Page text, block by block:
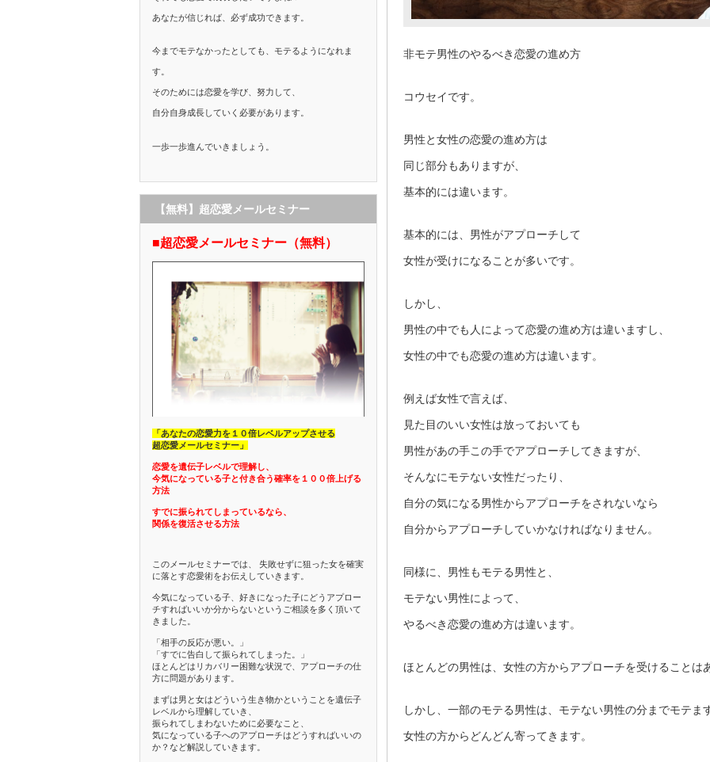
非モテ男性のやるべき恋愛の進め方
コウセイです。
男性と女性の恋愛の進め方は
同じ部分もありますが、
基本的には違います。
基本的には、男性がアプローチして
女性が受けになることが多いです。
しかし、
男性の中でも人によって恋愛の進め方は違いますし、
女性の中でも恋愛の進め方は違います。
例えば女性で言えば、
見た目のいい女性は放っておいても
男性があの手この手でアプローチしてきますが、
そんなにモテない女性だったり、
自分の気になる男性からアプローチをされないなら
自分からアプローチしていかなければなりません。
同様に、男性もモテる男性と、
モテない男性によって、
やるべき恋愛の進め方は違います。
ほとんどの男性は、女性の方からアプローチを受けることは
しかし、一部のモテる男性は、モテない男性の分までモテます
女性の方からどんどん寄ってきます。
あなたが信じれば、必ず成功できます。
今までモテなかったとしても、モテるようになれま
す。
そのためには恋愛を学び、努力して、
自分自身成長していく必要があります。
一歩一歩進んでいきましょう。
【無料】超恋愛メールセミナー
■超恋愛メールセミナー（無料）
「あなたの恋愛力を１０倍レベルアップさせる
超恋愛メールセミナー」
恋愛を遺伝子レベルで理解し、
今気になっている子と付き合う確率を１００倍上げる
方法
すでに振られてしまっているなら、
関係を復活させる方法
このメールセミナーでは、 失敗せずに狙った女を確実
に落とす恋愛術をお伝えしていきます。
今気になっている子、好きになった子にどうアプロー
チすればいいか分からないというご相談を多く頂いて
きました。
「相手の反応が悪い。」
「すでに告白して振られてしまった。」
ほとんどはリカバリー困難な状況で、アプローチの仕
方に問題があります。
まずは男と女はどういう生き物かということを遺伝子
レベルから理解していき、
振られてしまわないために必要なこと、
気になっている子へのアプローチはどうすればいいの
か？など解説していきます。